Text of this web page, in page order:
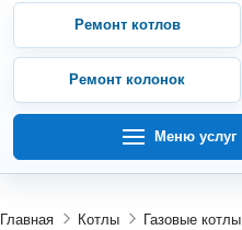
Ремонт котлов
Ремонт колонок
Меню услуг
Главная Котлы Газовые котлы